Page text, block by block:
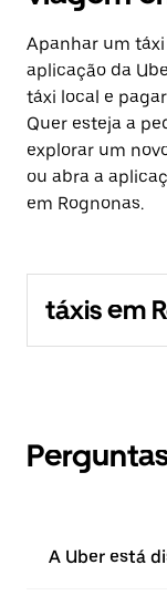
Apanhar um
aplicação da
táxi local e
Quer esteja a
explorar um
ou abra a
em Rognonas.
táxis em
A Uber está